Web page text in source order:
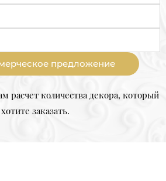
предложение
расчет количества декора, который
хотите заказать.